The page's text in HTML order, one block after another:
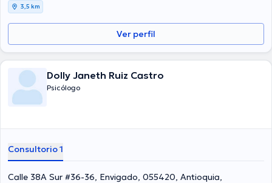
3,5 km
Ver perfil
Dolly Janeth Ruiz Castro
Psicólogo
Consultorio 1
Calle 38A Sur #36-36, Envigado, 055420, Antioquia,